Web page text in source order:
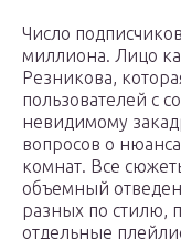
Число
миллиона. Лицо
Резникова,
пользователей с
невидимому
вопросов о
комнат. Все
объемный
разных по стилю,
отдельные